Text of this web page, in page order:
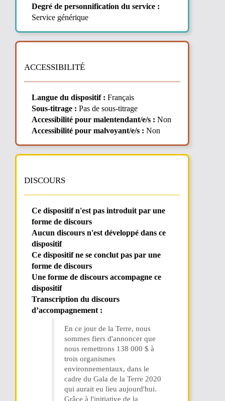
Degré de personnification du service :
Service générique
ACCESSIBILITÉ
Langue du dispositif : Français
Sous-titrage : Pas de sous-titrage
Accessibilité pour malentendant/e/s : Non
Accessibilité pour malvoyant/e/s : Non
DISCOURS
Ce dispositif n'est pas introduit par une
forme de discours
Aucun discours n'est développé dans ce
dispositif
Ce dispositif ne se conclut pas par une
forme de discours
Une forme de discours accompagne ce
dispositif
Transcription du discours
d’accompagnement :
En ce jour de la Terre, nous
sommes fiers d'annoncer que
nous remettrons 138 000 $ à
trois organismes
environnementaux, dans le
cadre du Gala de la Terre 2020
qui aurait eu lieu aujourd'hui.
Grâce à l'initiative de la